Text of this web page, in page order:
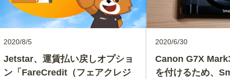
2020/8/5
Jetstar、運賃払い戻しオプショ
ン「FareCredit（フェアクレジ
2020/6/30
Canon G7X
を付けるため、